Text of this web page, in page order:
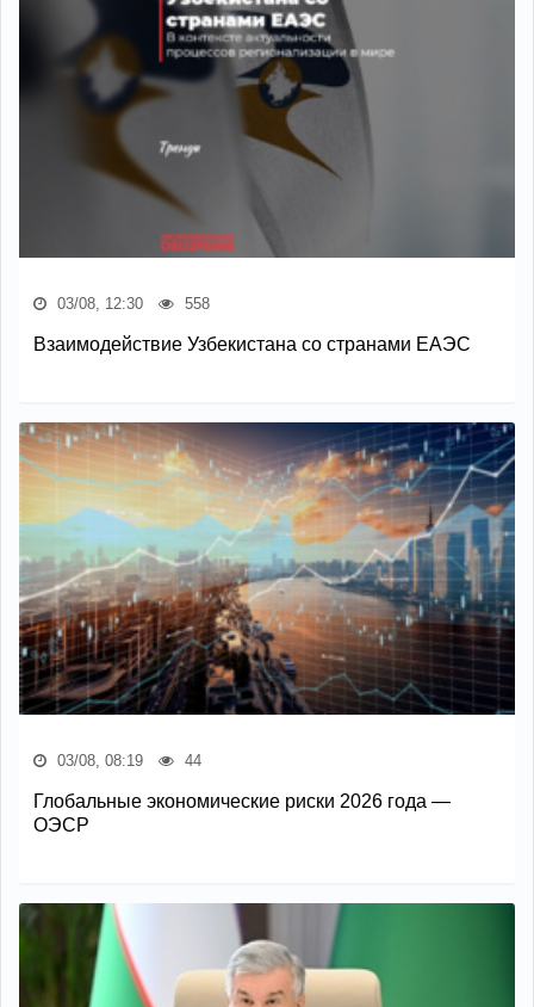
03/08, 12:30 558
Взаимодействие Узбекистана со странами ЕАЭС
03/08, 08:19 44
Глобальные экономические риски 2026 года —
ОЭСР